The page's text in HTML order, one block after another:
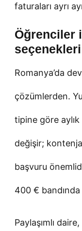
faturaları ayrı
Öğrenciler
seçenekleri
Romanya’da
çözümlerden.
tipine göre aylık
değişir;
başvuru
400 €
Paylaşımlı